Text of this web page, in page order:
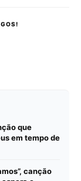
que
em tempo de
canção